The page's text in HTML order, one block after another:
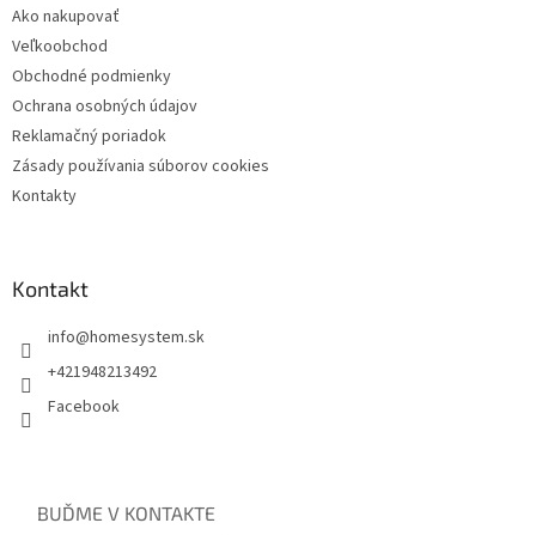
Ako nakupovať
Veľkoobchod
Obchodné podmienky
Ochrana osobných údajov
Reklamačný poriadok
Zásady používania súborov cookies
Kontakty
Kontakt
info@homesystem.sk
+421948213492
Facebook
BUĎME V KONTAKTE